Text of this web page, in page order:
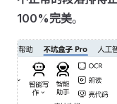
100%完美。